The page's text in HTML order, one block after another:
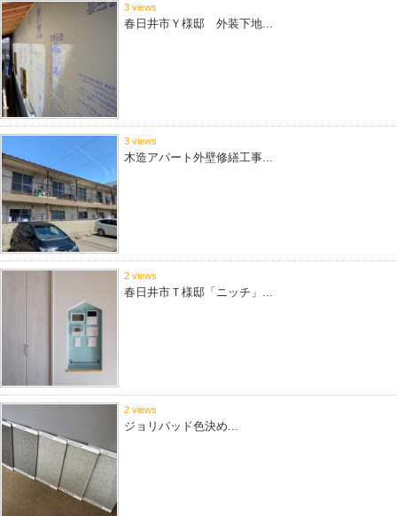
3 views
春日井市Ｙ様邸 外装下地...
3 views
木造アパート外壁修繕工事...
2 views
春日井市Ｔ様邸「ニッチ」...
2 views
ジョリパッド色決め...